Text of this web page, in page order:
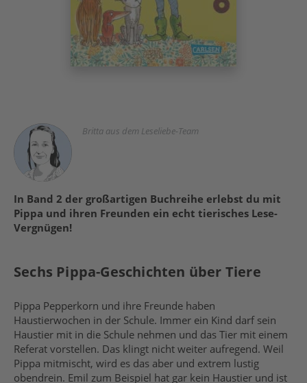
Britta aus dem Leseliebe-Team
In Band 2 der großartigen Buchreihe erlebst du mit
Pippa und ihren Freunden ein echt tierisches Lese-
Vergnügen!
Sechs Pippa-Geschichten über Tiere
Pippa Pepperkorn und ihre Freunde haben
Haustierwochen in der Schule. Immer ein Kind darf sein
Haustier mit in die Schule nehmen und das Tier mit einem
Referat vorstellen. Das klingt nicht weiter aufregend. Weil
Pippa mitmischt, wird es das aber und extrem lustig
obendrein. Emil zum Beispiel hat gar kein Haustier und ist